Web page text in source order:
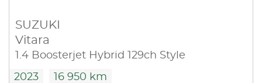
SUZUKI
Vitara
1.4 Boosterjet Hybrid 129ch Style
2023 16 950 km